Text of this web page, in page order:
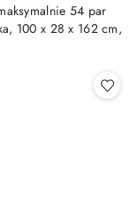
54 par
100 x 28 x 162 cm,